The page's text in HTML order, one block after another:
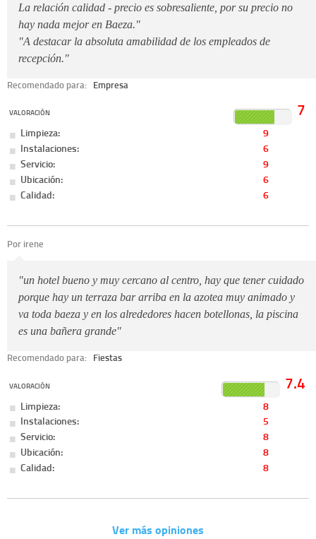
La relación calidad - precio es sobresaliente, por su precio no
hay nada mejor en Baeza."
"A destacar la absoluta amabilidad de los empleados de
recepción."
Recomendado para: Empresa
VALORACIÓN 7
Limpieza:
9
Instalaciones:
6
Servicio:
9
Ubicación:
6
Calidad:
6
Por irene
"un hotel bueno y muy cercano al centro, hay que tener cuidado
porque hay un terraza bar arriba en la azotea muy animado y
va toda baeza y en los alrededores hacen botellonas, la piscina
es una bañera grande"
Recomendado para: Fiestas
VALORACIÓN 7.4
Limpieza:
8
Instalaciones:
5
Servicio:
8
Ubicación:
8
Calidad:
8
Ver más opiniones